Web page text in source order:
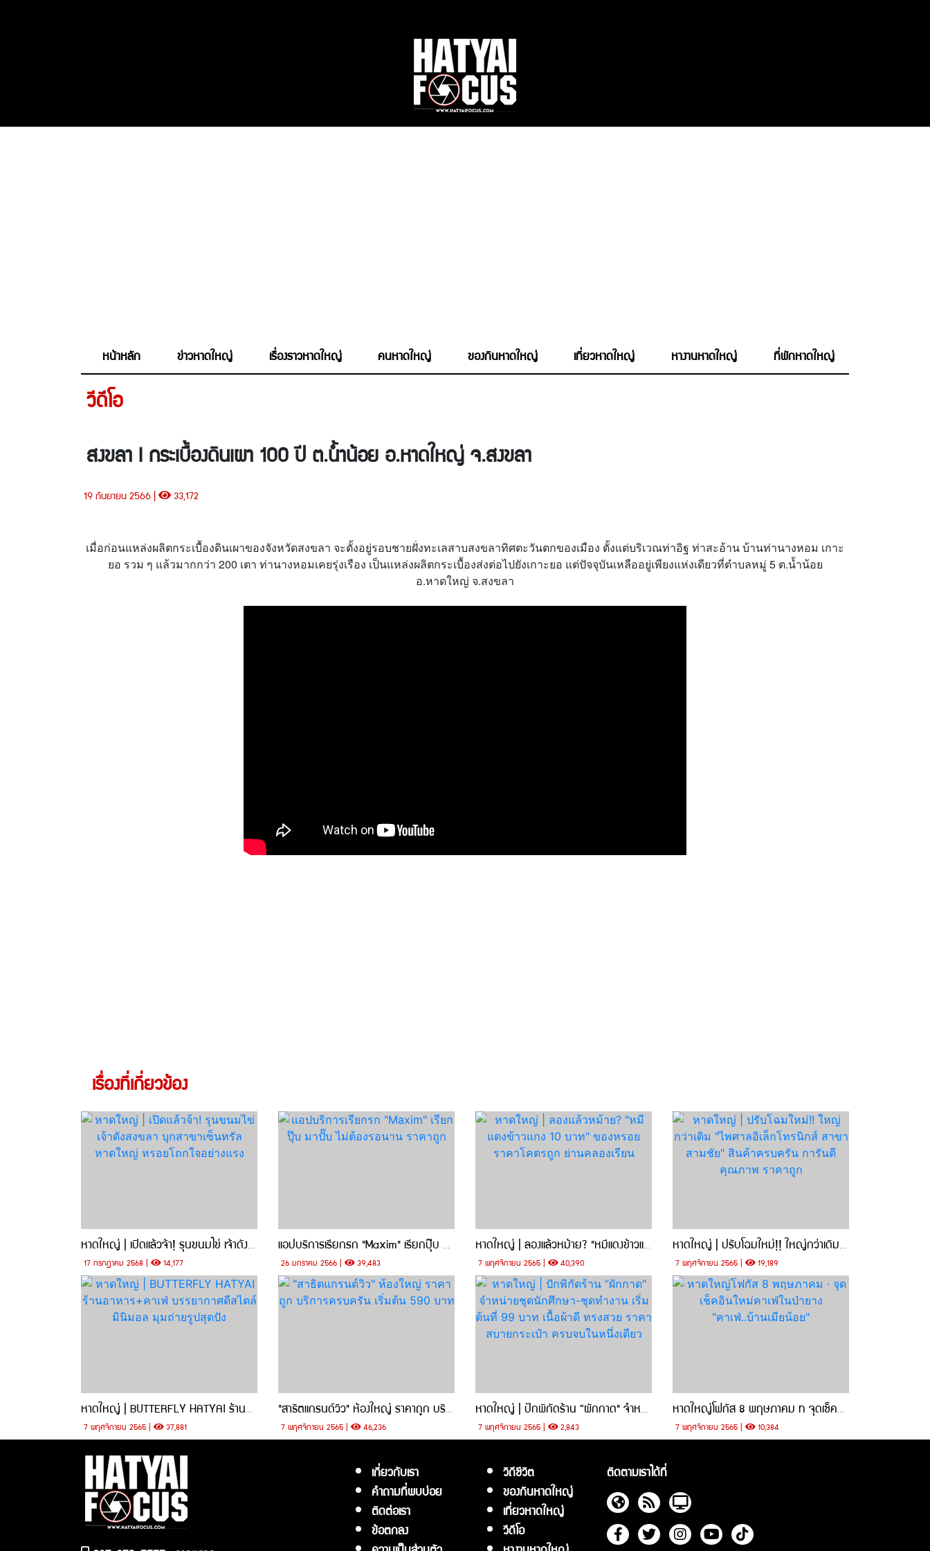
หน้าหลัก ข่าวหาดใหญ่ เรื่องราวหาดใหญ่ คนหาดใหญ่ ของกินหาดใหญ่ เที่ยวหาดใหญ่ หางานหาดใหญ่ ที่พักหาดใหญ่
วีดีโอ
สงขลา l กระเบื้องดินเผา 100 ปี ต.น้ำน้อย อ.หาดใหญ่ จ.สงขลา
19 กันยายน 2566 | 33,172
เมื่อก่อนแหล่งผลิตกระเบื้องดินเผาของจังหวัดสงขลา จะตั้งอยู่รอบชายฝั่งทะเลสาบสงขลาทิศตะวันตกของเมือง ตั้งแต่บริเวณท่าอิฐ ท่าสะอ้าน บ้านท่านางหอม เกาะ
ยอ รวม ๆ แล้วมากกว่า 200 เตา ท่านางหอมเคยรุ่งเรือง เป็นแหล่งผลิตกระเบื้องส่งต่อไปยังเกาะยอ แต่ปัจจุบันเหลืออยู่เพียงแห่งเดียวที่ตำบลหมู่ 5 ต.น้ำน้อย
อ.หาดใหญ่ จ.สงขลา
เรื่องที่เกี่ยวข้อง
หาดใหญ่ | เปิดแล้วจ้า! รุนขนมไข่ เจ้าดังสงขลา บุกสาขาเซ็นทรัลหาดใหญ่ หรอยโถกใจอย่างแรง
17 กรกฎาคม 2568 | 14,177
แอปบริการเรียกรก "Maxim" เรียกปุ๊บ มาปั๊บ ไม่ต้องรอนาน ราคาถูก
26 มกราคม 2566 | 39,483
หาดใหญ่ | ลองแล้วหม้าย? "หมีแดงข้าวแกง 10 บาท" ของหรอยราคาโคตรถูก ย่านคลองเรียน
7 พฤศจิกายน 2565 | 40,390
หาดใหญ่ | ปรับโฉมใหม่!! ใหญ่กว่าเดิม "ไพศาลอิเล็กโทรนิกส์ สาขาสามชัย" สินค้าครบครัน การันตีคุณภาพ ราคาถูก
7 พฤศจิกายน 2565 | 19,189
หาดใหญ่ | BUTTERFLY HATYAI ร้านอาหาร+คาเฟ่ บรรยากาศดีสไตล์มินิมอล มุมถ่ายรูปสุดปัง
7 พฤศจิกายน 2565 | 37,881
"สาธิตแกรนด์วิว" ห้องใหญ่ ราคาถูก บริการครบครัน เริ่มต้น 590 บาท
7 พฤศจิกายน 2565 | 46,236
หาดใหญ่ | ปักพิกัดร้าน “ผักกาด" จำหน่ายชุดนักศึกษา-ชุดทำงาน เริ่มต้นที่ 99 บาท เนื้อผ้าดี ทรงสวย ราคาสบายกระเป๋า ครบจบในหนึ่งเดียว
7 พฤศจิกายน 2565 | 2,843
หาดใหญ่โฟกัส 8 พฤษภาคม · จุดเช็คอินใหม่คาเฟ่ในป่ายาง "คาเฟ่..บ้านเมียน้อย"
7 พฤศจิกายน 2565 | 10,384
เกี่ยวกับเรา
คำถามที่พบบ่อย
ติดต่อเรา
ข้อตกลง
วิถีชีวิต
ของกินหาดใหญ่
เที่ยวหาดใหญ่
วีดีโอ
ติดตามเราได้ที่